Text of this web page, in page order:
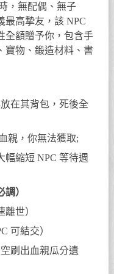
，無配偶、無子
最高摯友，該 NPC
全額贈予你，包含手
寶物、鍛造材料、書
在其背包，死後全
親，你無法獲取;
幅縮短 NPC 等待週
）
世）
可結交）
刷出血親瓜分遺